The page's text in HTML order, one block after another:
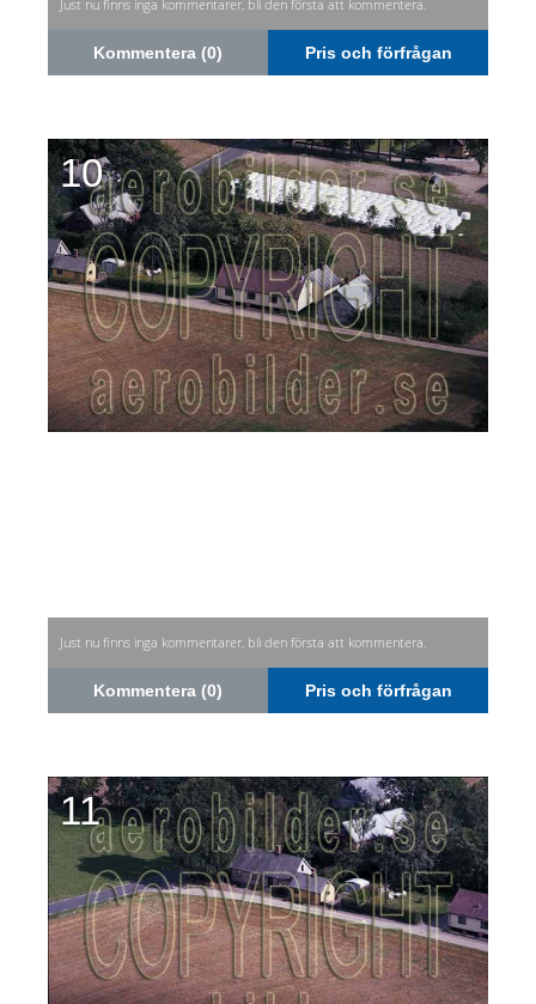
Just nu finns inga kommentarer, bli den första att kommentera.
Kommentera (0) Pris och förfrågan
10
Just nu finns inga kommentarer, bli den första att kommentera.
Kommentera (0) Pris och förfrågan
11